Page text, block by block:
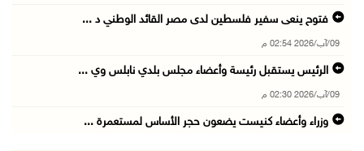
فتوح ينعى سفير فلسطين لدى مصر القائد الوطني د ...
09/آب/2026 02:54 م
الرئيس يستقبل رئيسة وأعضاء مجلس بلدي نابلس وي ...
09/آب/2026 02:30 م
وزراء وأعضاء كنيست يضعون حجر الأساس لمستعمرة ...